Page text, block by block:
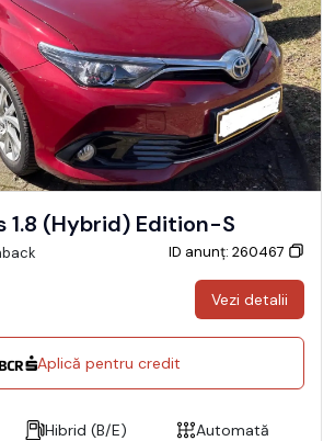
1.8 (Hybrid) Edition-S
ID anunț: 260467
Vezi detalii
Aplică pentru credit
Hibrid (B/E)
Automată